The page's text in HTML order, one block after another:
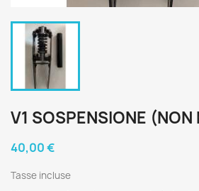
V1 SOSPENSIONE
40,00 €
Tasse incluse